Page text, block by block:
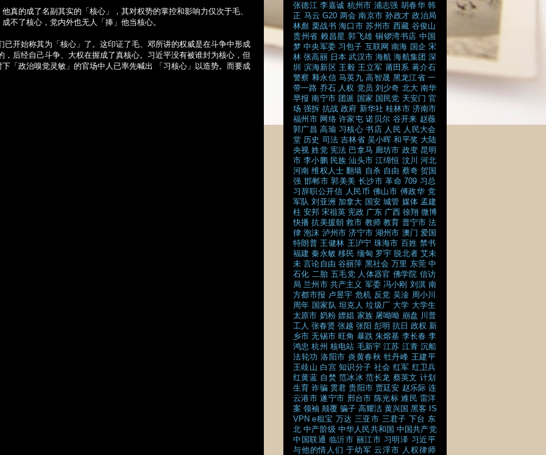
真的成了名副其实的「核心」，其对权势的掌控和影响力仅次于毛、
不了核心，党内外也无人「捧」他当核心。
开始称其为「核心」了。这印证了毛、邓所讲的权威是在斗争中形成
后经自己斗争、大权在握成了真核心。习近平没有被谁封为核心，但
「政治嗅觉灵敏」的官场中人已率先喊出 「习核心」以造势。而要成
张德江 李嘉诚 杭州市 浦志强 胡春华 韩
正 马云 G20 两会 南京市 孙政才 政治局
林彪 栗战书 海口市 苏州市 西藏 谷俊山
贵州省 赖昌星 郭飞雄 铜锣湾书店 中国
梦 中央军委 习包子 互联网 南海 国企 宋
林 张高丽 日本 武汉市 海航 海航集团 深
圳
滨海新区 王毅 王立军 莆田系 蒋介石
警察 释永信 马英九 高智晟 黑龙江省 一
带一路 乔石 人权 党员 刘少奇 北大 南华
早报 南宁市 团派 国家 国民党 天安门 官
场 强拆 抗战 政府 新华社 桂林市 济南市
福州市 网络 许家屯 诺贝尔 谷开来 赵薇
郭广昌 高瑜 习核心 书店 人民 人民大会
堂 历史 司法 吉林省 吴小晖 和平奖 大陆
央视 姓党 宪法 巴拿马 廊坊市 政变 昆明
市 李小鹏 民族 汕头市 江绵恒 汶川
河北
河南 维权人士 翻墙 自杀 自由 蔡奇 贺国
强 邯郸市 郭美美 长沙市 革命 709 习总
习辞职公开信 人民币 佛山市 傅政华 党
军队 刘亚洲 加拿大 国安 城管 媒体 孟建
柱 安邦 宋祖英 宪政 广东 广西 徐翔 微博
快播 抗美援朝 救市 教师 教育 普宁市 法
律 泡沫 泸州市 济宁市 湖州市 澳门 爱国
特朗普 王健林 王沪宁 珠海市 百姓 禁书
福建 秦永敏 移民 缅甸 罗宇 脱北者 艾未
未 言论自由 谷丽萍 黑社会 万里 东莞 中
石化 二胎 五毛党 人体器官 佛学院 信访
局 兰州市 共产主义 军委 冯小刚 刘淇 南
方都市报 卢昱宇 危机 反党 吴淦 周小川
周年 国家队 坦克人 垃圾厂 大学 大学生
太原市 奶粉 嫖娼 家族 屠呦呦 崩盘 川普
工人 张春贤 张越 张阳 彭明 抗日 政权 新
乡市 无锡市 旺角 暴跌 朱熔基 李长春 李
鸿忠 杭州 核电站 毛新宇 江苏 江青 沉船
法轮功 洛阳市 炎黄春秋 牡丹峰 王建平
王歧山 白宫 知识分子 社会 红军 红卫兵
红黄蓝 自焚 范冰冰 范长龙 蔡英文 计划
生育 诈骗 贯君 贵阳市 贾廷安 赵乐际 连
云港市 遂宁市 邢台市 陈光标 难民 雷洋
案 领袖 颠覆 骗子 高耀洁 黄兴国 黑客
IS
VPN e租宝 万达 三亚市 三君子 下台 东
北 中产阶级 中华人民共和国 中国共产党
中国联通 临沂市 丽江市 习明泽 习近平
与他的情人们 于幼军 云浮市 人权律师